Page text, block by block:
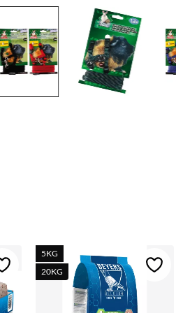
Lägg till i favoriter
5KG
20KG